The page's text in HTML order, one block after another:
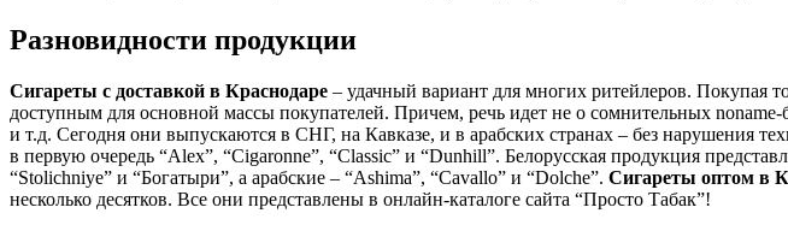
Разновидности продукции
Сигареты с доставкой в Краснодаре – удачный вариант для многих ритейлеров. Покупая
доступным для основной массы покупателей. Причем, речь идет не о сомнительных
и т.д. Сегодня они выпускаются в СНГ, на Кавказе, и в арабских странах – без нарушения
в первую очередь “Alex”, “Cigaronne”, “Classic” и “Dunhill”. Белорусская продукция
“Stolichniye” и “Богатыри”, а арабские – “Ashima”, “Cavallo” и “Dolche”. Сигареты оптом в
несколько десятков. Все они представлены в онлайн-каталоге сайта “Просто Табак”!